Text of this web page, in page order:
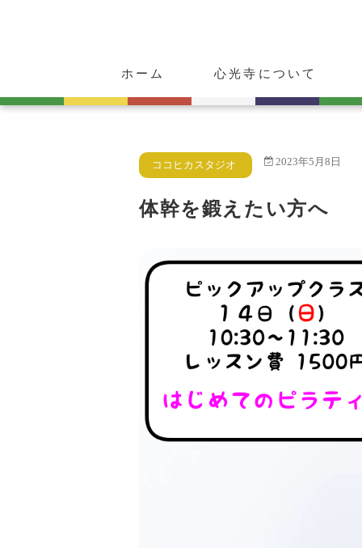
ホーム 心光寺について
ご挨拶
心光寺の歴史
ご朱印・お守り
動物供養のご案内
ココヒカスタジオ 2023年5月8日
体幹を鍛えたい方へ